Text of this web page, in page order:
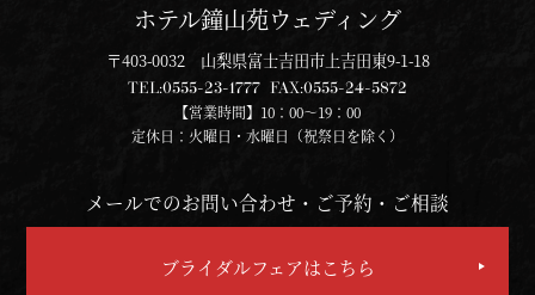
ホテル鐘山苑ウェディング
〒403-0032 山梨県富士吉田市上吉田東9-1-18
TEL:0555-23-1777 FAX:0555-24-5872
【営業時間】10：00～19：00
定休日：火曜日・水曜日（祝祭日を除く）
メールでのお問い合わせ・ご予約・ご相談
ブライダルフェアはこちら